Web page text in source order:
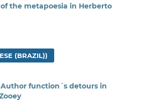
the metapoesia in Herberto
(BRAZIL))
function´s detours in